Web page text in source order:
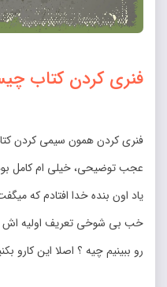
فنری کردن کتاب
فنری کردن همون سیمی کردن
عجب توضیحی، خیلی ام کامل
یاد اون بنده خدا افتادم که
خب بی شوخی تعریف اولیه اش
رو ببینیم چیه ؟ اصلا این کارو